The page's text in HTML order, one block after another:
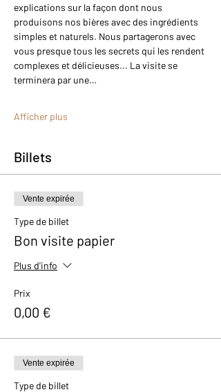
explications sur la façon dont nous
produisons nos bières avec des ingrédients
simples et naturels. Nous partagerons avec
vous presque tous les secrets qui les rendent
complexes et délicieuses... La visite se
terminera par une…
Afficher plus
Billets
Vente expirée
Type de billet
Bon visite papier
Plus d'info
Prix
0,00 €
Vente expirée
Type de billet